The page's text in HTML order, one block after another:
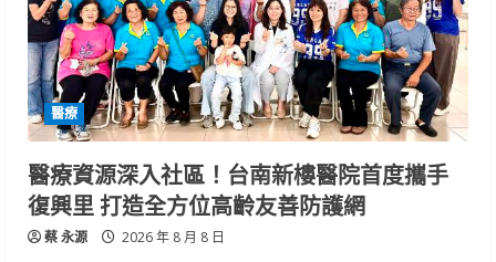
醫療
醫療資源深入社區！台南新樓醫院首度攜手
復興里 打造全方位高齡友善防護網
蔡 永源 2026 年 8 月 8 日